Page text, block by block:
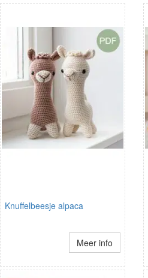
Knuffelbeesje alpaca
Meer info